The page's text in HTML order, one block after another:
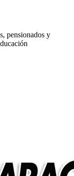
pensionados y